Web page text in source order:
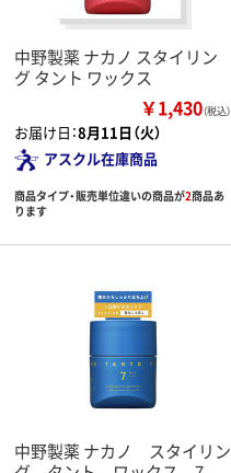
中野製薬 ナカノ スタイリン
グ タント ワックス
￥1,430（税込）
お届け日：8月11日（火）
アスクル在庫商品
商品タイプ・販売単位違いの商品が2商品あ
ります
中野製薬 ナカノ スタイリン